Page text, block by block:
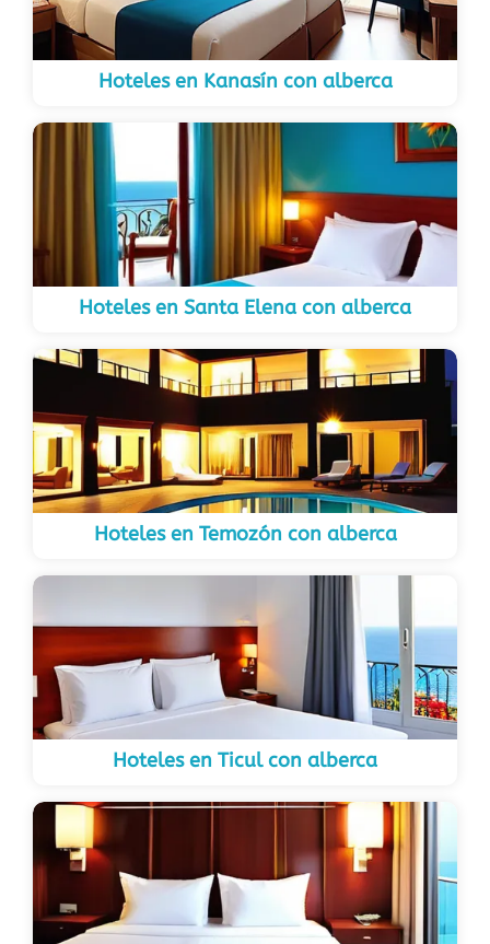
Hoteles en Kanasín con alberca
Hoteles en Santa Elena con alberca
Hoteles en Temozón con alberca
Hoteles en Ticul con alberca